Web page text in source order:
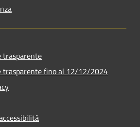
trasparente
trasparente fino al 12/12/2024